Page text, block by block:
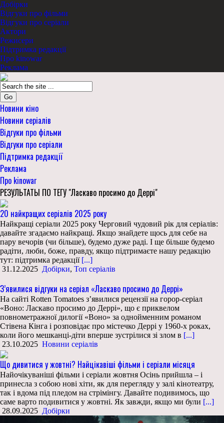
Добірки
Відгуки про фільми
Відгуки про серіали
Актори
Режисери
Підтримка редакції
Про kinowar
Реклама
Go
Новини кіно
Новини серіалів
Відгуки про фільми
Відгуки про серіали
Підтримка редакції
Реклама
Про kinowar
РЕЗУЛЬТАТЫ ПО ТЕГУ "Ласкаво просимо до Деррі"
20 найкращих серіалів 2025 року
Найкращі серіали 2025 року Черговий чудовий рік для серіалів:
давайте згадаємо найкращі. Якщо знайдете щось для себе на
пару вечорів (чи більше), будемо дуже раді. І ще більше будемо
радіти, люби, боже, правду, якщо підтримаєте нашу редакцію
тут: підтримка редакції[...]
31.12.2025 Добірки, Топ серіалів
З’явилися відгуки на серіал «Ласкаво просимо до Деррі»
На сайті Rotten Tomatoes з’явилися рецензії на горор-серіал
«Воно: Ласкаво просимо до Деррі», що є приквелом
повнометражної дилогії «Воно» за однойменним романом
Стівена Кінга і розповідає про містечко Деррі у 1960-х роках,
коли його мешканці-діти вперше зустрілися зі злом в [...]
23.10.2025 Новини серіалів
Що дивитися у жовтні? Найцікавіші фільми і серіали місяця
Найочікуваніші фільми і серіали жовтня Осінь прийшла – і
принесла з собою нові хіти, як для перегляду у залі кінотеатру,
так і вдома під пледом на стрімінгу. Давайте подивимось, що
саме варто подивитися у жовтні. Як завжди, якщо ми були [...]
28.09.2025 Добірки